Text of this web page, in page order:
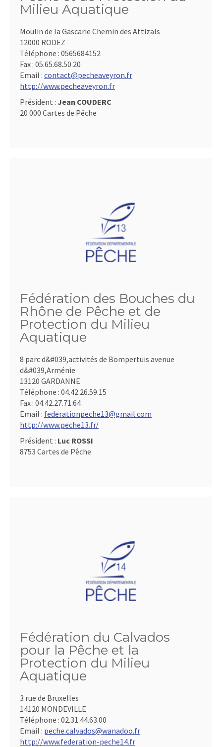
Milieu Aquatique
Moulin de la Gascarie Chemin des Attizals
12000 RODEZ
Téléphone : 0565684152
Fax : 05.65.68.50.20
Email : contact@pecheaveyron.fr
http://www.pecheaveyron.fr
Président : Jean COUDERC
20 000 Cartes de Pêche
Fédération des Bouches du
Rhône de Pêche et de
Protection du Milieu
Aquatique
8 parc d&#039,activités de Bompertuis avenue
d&#039,Arménie
13120 GARDANNE
Téléphone : 04.42.26.59.15
Fax : 04.42.27.71.64
Email : federationpeche13@gmail.com
http://www.peche13.fr/
Président : Luc ROSSI
8753 Cartes de Pêche
Fédération du Calvados
pour la Pêche et la
Protection du Milieu
Aquatique
3 rue de Bruxelles
14120 MONDEVILLE
Téléphone : 02.31.44.63.00
Email : peche.calvados@wanadoo.fr
http://www.federation-peche14.fr